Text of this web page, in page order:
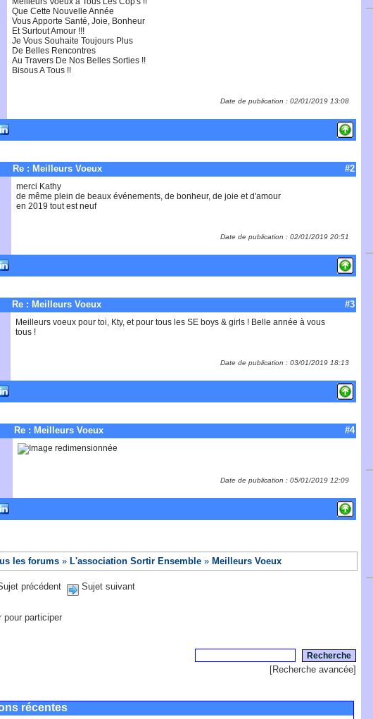
Que Cette Nouvelle Année
Vous Apporte Santé, Joie, Bonheur
Et Surtout Amour !!!
Je Vous Souhaite Toujours Plus
De Belles Rencontres
Au Travers De Nos Belles Sorties !!
Bisous A Tous !!
Date de publication : 02/01/2019 13:08
Re : Meilleurs Voeux #2
merci Kathy
de même plein de beaux événements, de bonheur, de joie et d'amour
en 2019 tout est neuf
Date de publication : 02/01/2019 20:51
Re : Meilleurs Voeux #3
Meilleurs voeux pour toi, Kty, et pour tous les SE boys & girls ! Belle année à vous
tous !
Date de publication : 03/01/2019 18:13
Re : Meilleurs Voeux #4
Date de publication : 05/01/2019 12:09
les forums » L'association Sortir Ensemble » Meilleurs Voeux
précédent Sujet suivant
pour participer
[Recherche avancée]
récentes